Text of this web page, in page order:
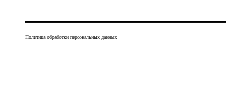
Политика обработки персональных данных